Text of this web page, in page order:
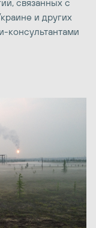
связанных с
и других
консультантами